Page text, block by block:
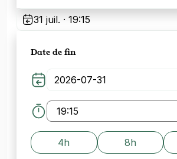
31 juil. · 19:15
Date de fin
4h 8h